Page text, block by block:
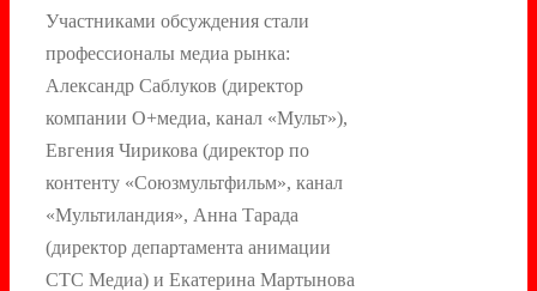
Участниками обсуждения стали
профессионалы медиа рынка:
Александр Саблуков (директор
компании О+медиа, канал «Мульт»),
Евгения Чирикова (директор по
контенту «Союзмультфильм», канал
«Мультиландия», Анна Тарада
(директор департамента анимации
СТС Медиа) и Екатерина Мартынова